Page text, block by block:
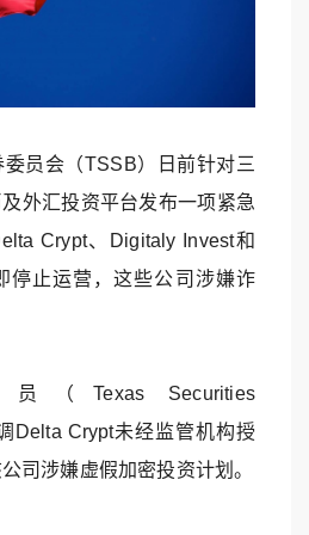
员会（TSSB）日前针对三
外汇投资平台发布一项紧急
Crypt、Digitaly Invest和
停止运营，这些公司涉嫌诈
Texas Securities
Delta Crypt未经监管机构授
司涉嫌虚假加密投资计划。